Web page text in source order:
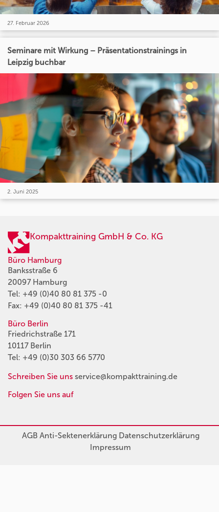
27. Februar 2026
Seminare mit Wirkung – Präsentationstrainings in
Leipzig buchbar
2. Juni 2025
Kompakttraining GmbH & Co. KG
Büro Hamburg
Banksstraße 6
20097 Hamburg
Tel: +49 (0)40 80 81 375 -0
Fax: +49 (0)40 80 81 375 -41
Büro Berlin
Friedrichstraße 171
10117 Berlin
Tel: +49 (0)30 303 66 5770
Schreiben Sie uns service@kompakttraining.de
Folgen Sie uns auf
AGBAnti-SektenerklärungDatenschutzerklärung
Impressum